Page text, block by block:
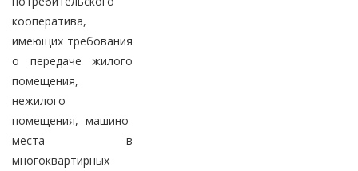
кооператива,
имеющих требования
о передаче жилого
помещения,
нежилого
помещения, машино-
места в
многоквартирных